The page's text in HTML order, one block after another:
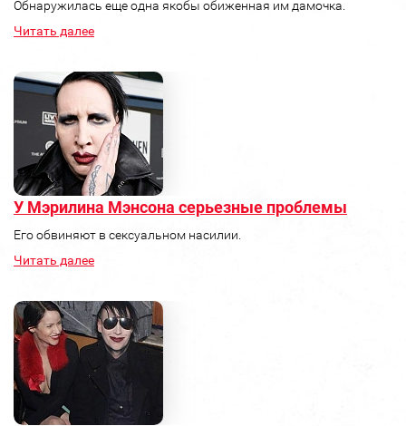
Обнаружилась еще одна якобы обиженная им дамочка.
Читать далее
У Мэрилина Мэнсона серьезные проблемы
Его обвиняют в сексуальном насилии.
Читать далее